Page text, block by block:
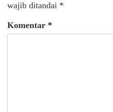
wajib ditandai *
Komentar *